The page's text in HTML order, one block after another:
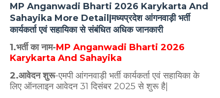
MP Anganwadi Bharti 2026 Karykarta And
Sahayika More Detail|मध्यप्रदेश आंगनवाड़ी भर्ती
कार्यकर्ता एवं सहायिका से संबंधित अधिक जानकारी
1.भर्ती का नाम-MP Anganwadi Bharti 2026
Karykarta And Sahayika
2.आवेदन शुरू-एमपी आंगनवाड़ी भर्ती कार्यकर्ता एवं सहायिका के
लिए ऑनलाइन आवेदन 31 दिसंबर 2025 से शुरू है|